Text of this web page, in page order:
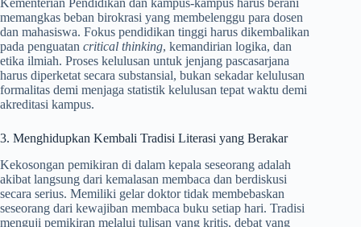
Kementerian Pendidikan dan kampus-kampus harus berani
memangkas beban birokrasi yang membelenggu para dosen
dan mahasiswa. Fokus pendidikan tinggi harus dikembalikan
pada penguatan critical thinking, kemandirian logika, dan
etika ilmiah. Proses kelulusan untuk jenjang pascasarjana
harus diperketat secara substansial, bukan sekadar kelulusan
formalitas demi menjaga statistik kelulusan tepat waktu demi
akreditasi kampus.
3. Menghidupkan Kembali Tradisi Literasi yang Berakar
Kekosongan pemikiran di dalam kepala seseorang adalah
akibat langsung dari kemalasan membaca dan berdiskusi
secara serius. Memiliki gelar doktor tidak membebaskan
seseorang dari kewajiban membaca buku setiap hari. Tradisi
menguji pemikiran melalui tulisan yang kritis, debat yang